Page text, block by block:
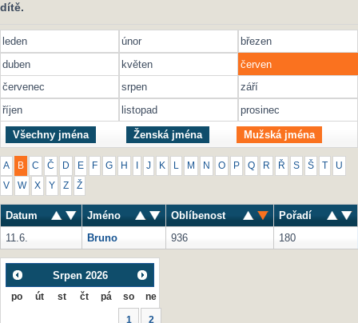
dítě.
leden únor
březen
duben
květen
červen
červenec
srpen
září
říjen
listopad prosinec
Všechny jména Ženská jména Mužská jména
A B C Č D E F G H J K M N O P Q R Ř S Š U
V W X Y Z Ž
Datum Jméno Oblíbenost
Pořadí
11.6.
Bruno 936 180
Srpen 2026
po út st čt pá so ne
1 2